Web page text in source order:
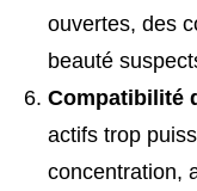
ouvertes, des
beauté
Compatibilité
actifs trop
concentration,